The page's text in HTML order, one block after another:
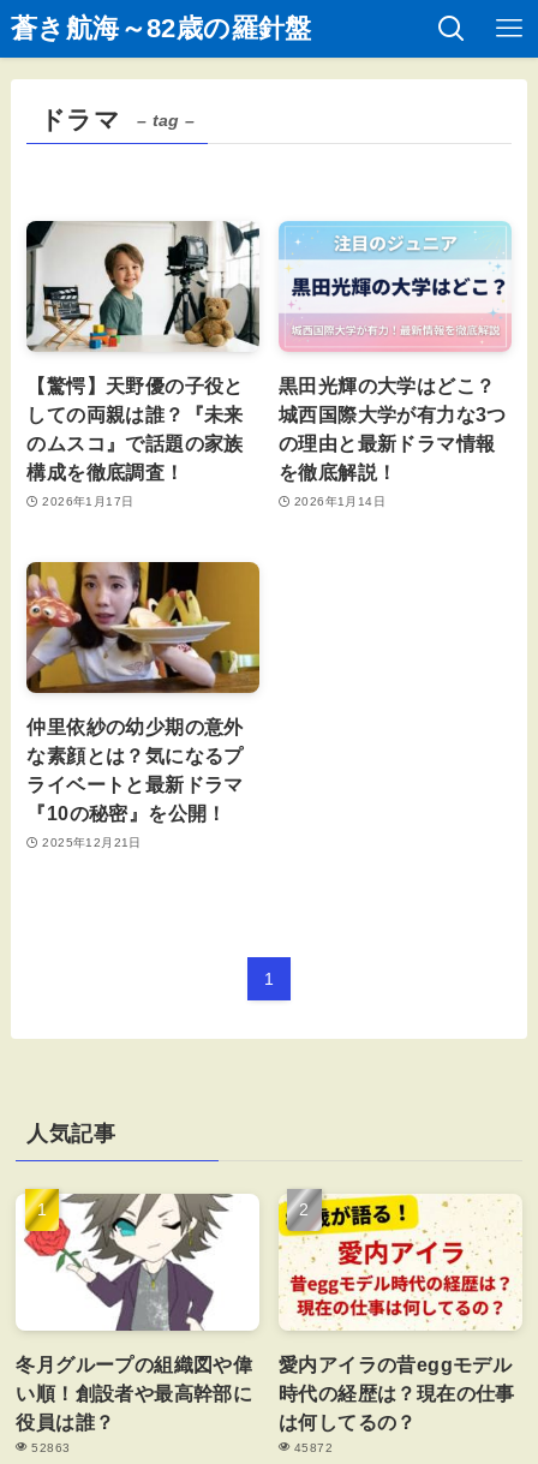
蒼き航海～82歳の羅針盤
ドラマ – tag –
【驚愕】天野優の子役と
しての両親は誰？『未来
のムスコ』で話題の家族
構成を徹底調査！
2026年1月17日
黒田光輝の大学はどこ？
城西国際大学が有力な3つ
の理由と最新ドラマ情報
を徹底解説！
2026年1月14日
仲里依紗の幼少期の意外
な素顔とは？気になるプ
ライベートと最新ドラマ
『10の秘密』を公開！
2025年12月21日
1
人気記事
冬月グループの組織図や偉
い順！創設者や最高幹部に
役員は誰？
52863
愛内アイラの昔eggモデル
時代の経歴は？現在の仕事
は何してるの？
45872